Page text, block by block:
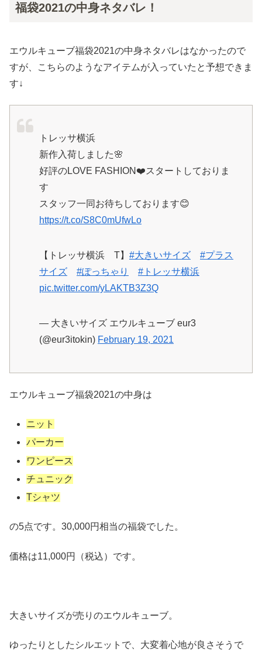
福袋2021の中身ネタバレ！
エウルキューブ福袋2021の中身ネタバレはなかったので
すが、こちらのようなアイテムが入っていたと予想できま
す↓
トレッサ横浜
新作入荷しました🌸
好評のLOVE FASHION❤️スタートしておりま
す
スタッフ一同お待ちしております😊
https://t.co/S8C0mUfwLo
【トレッサ横浜 T】 #大きいサイズ
#プラス
サイズ
#ぽっちゃり
#トレッサ横浜
pic.twitter.com/yLAKTB3Z3Q
— 大きいサイズ エウルキューブ eur3
(@eur3itokin) February 19, 2021
エウルキューブ福袋2021の中身は
ニット
パーカー
ワンピース
チュニック
Tシャツ
の5点です。30,000円相当の福袋でした。
価格は11,000円（税込）です。
大きいサイズが売りのエウルキューブ。
ゆったりとしたシルエットで、大変着心地が良さそうで